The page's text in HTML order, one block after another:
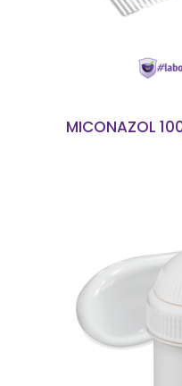
MICONAZOL